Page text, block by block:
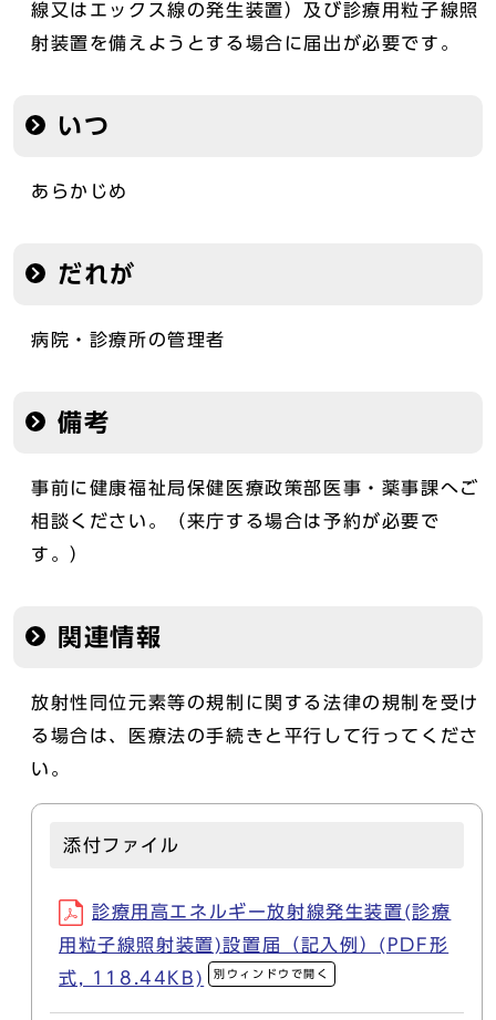
線又はエックス線の発生装置）及び診療用粒子線照
射装置を備えようとする場合に届出が必要です。
いつ
あらかじめ
だれが
病院・診療所の管理者
備考
事前に健康福祉局保健医療政策部医事・薬事課へご
相談ください。（来庁する場合は予約が必要で
す。）
関連情報
放射性同位元素等の規制に関する法律の規制を受け
る場合は、医療法の手続きと平行して行ってくださ
い。
添付ファイル
診療用高エネルギー放射線発生装置(診療
用粒子線照射装置)設置届（記入例）(PDF形
式, 118.44KB)
別ウィンドウで開く